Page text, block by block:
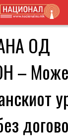
ОД
–